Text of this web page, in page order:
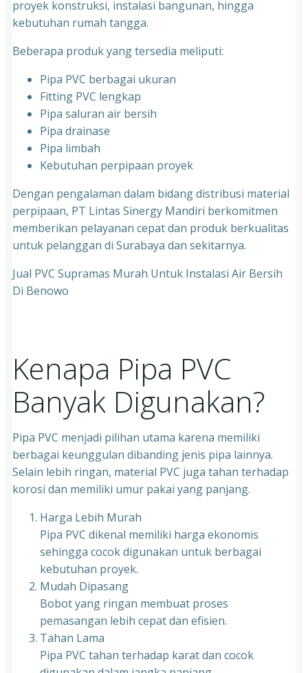
proyek konstruksi, instalasi bangunan, hingga
kebutuhan rumah tangga.
Beberapa produk yang tersedia meliputi:
Pipa PVC berbagai ukuran
Fitting PVC lengkap
Pipa saluran air bersih
Pipa drainase
Pipa limbah
Kebutuhan perpipaan proyek
Dengan pengalaman dalam bidang distribusi material
perpipaan, PT Lintas Sinergy Mandiri berkomitmen
memberikan pelayanan cepat dan produk berkualitas
untuk pelanggan di Surabaya dan sekitarnya.
Jual PVC Supramas Murah Untuk Instalasi Air Bersih
Di Benowo
Kenapa Pipa PVC
Banyak Digunakan?
Pipa PVC menjadi pilihan utama karena memiliki
berbagai keunggulan dibanding jenis pipa lainnya.
Selain lebih ringan, material PVC juga tahan terhadap
korosi dan memiliki umur pakai yang panjang.
Harga Lebih Murah
Pipa PVC dikenal memiliki harga ekonomis
sehingga cocok digunakan untuk berbagai
kebutuhan proyek.
Mudah Dipasang
Bobot yang ringan membuat proses
pemasangan lebih cepat dan efisien.
Tahan Lama
Pipa PVC tahan terhadap karat dan cocok